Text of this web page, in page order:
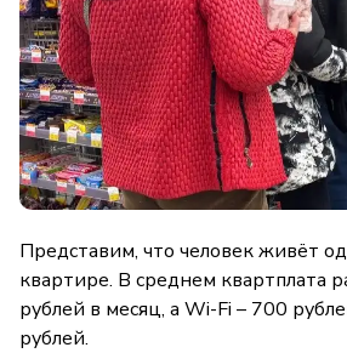
Представим, что человек живёт
квартире. В среднем квартплата
рублей в месяц, а Wi-Fi – 700
рублей.